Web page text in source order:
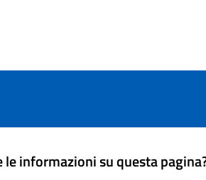
le informazioni su questa